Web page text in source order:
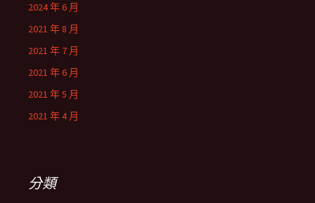
2024 年 6 月
2021 年 8 月
2021 年 7 月
2021 年 6 月
2021 年 5 月
2021 年 4 月
分類